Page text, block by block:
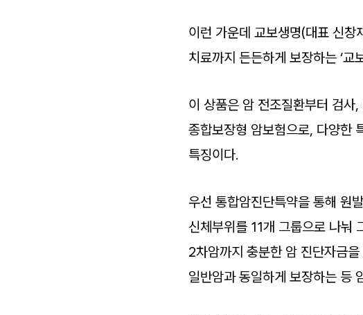
이런 가운데 교보생명(대표 신
치료까지 든든하게 보장하는 ‘교
이 상품은 암 전조질환부터 검
종합보장형 암보험으로, 다양한
특징이다.
우선 통합암진단특약을 통해 원
신체부위를 11개 그룹으로 나눠
2차암까지 충분한 암 진단자금
일반암과 동일하게 보장하는 등